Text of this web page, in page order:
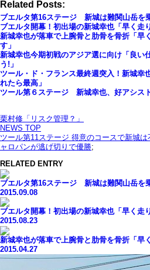
Related Posts:
ブエルタ第16ステージ 新城は難関山岳を
ブエルタ開幕！初出場の新城幸也「早く走
新城幸也が落車で上腕骨と肋骨を骨折「早
す」
新城幸也今期初戦のアジア選に向け「良い
う!」
ツール・ド・フランス最終週突入！新城幸
れたら最高」
ツール第６ステージ 新城幸也、好アシス
栗村修「リスク管理？」
NEWS TOP
ツール第11ステージ 得意のコースで新城
ャロパンが逃げ切りで優勝;
RELATED ENTRY
ブエルタ第16ステージ 新城は難関山岳を
2015.09.08
ブエルタ開幕！初出場の新城幸也「早く走
2015.08.23
新城幸也が落車で上腕骨と肋骨を骨折「早
2015.04.27